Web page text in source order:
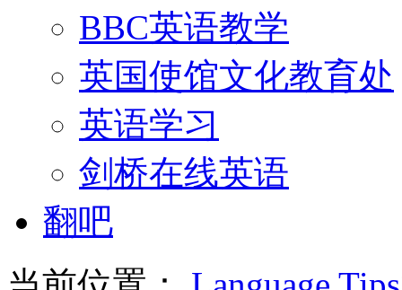
BBC英语教学
英国使馆文化教育处
英语学习
剑桥在线英语
翻吧